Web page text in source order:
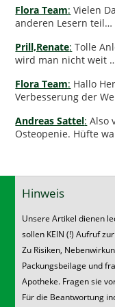
Flora Team: Vielen
anderen Lesern teil…
Prill,Renate: Tolle
wird man nicht weit
Flora Team: Hallo
Verbesserung der
Andreas Sattel: Also
Osteopenie. Hüfte
Hinweis
Unsere Artikel dienen
sollen KEIN (!) Aufruf
Zu Risiken,
Packungsbeilage und
Apotheke. Fragen sie
Für die Beantwortung